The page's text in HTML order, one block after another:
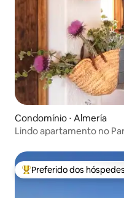
Condomínio ⋅ Almería
Lindo apartamento no
Entre os melhores
Preferido dos hóspedes